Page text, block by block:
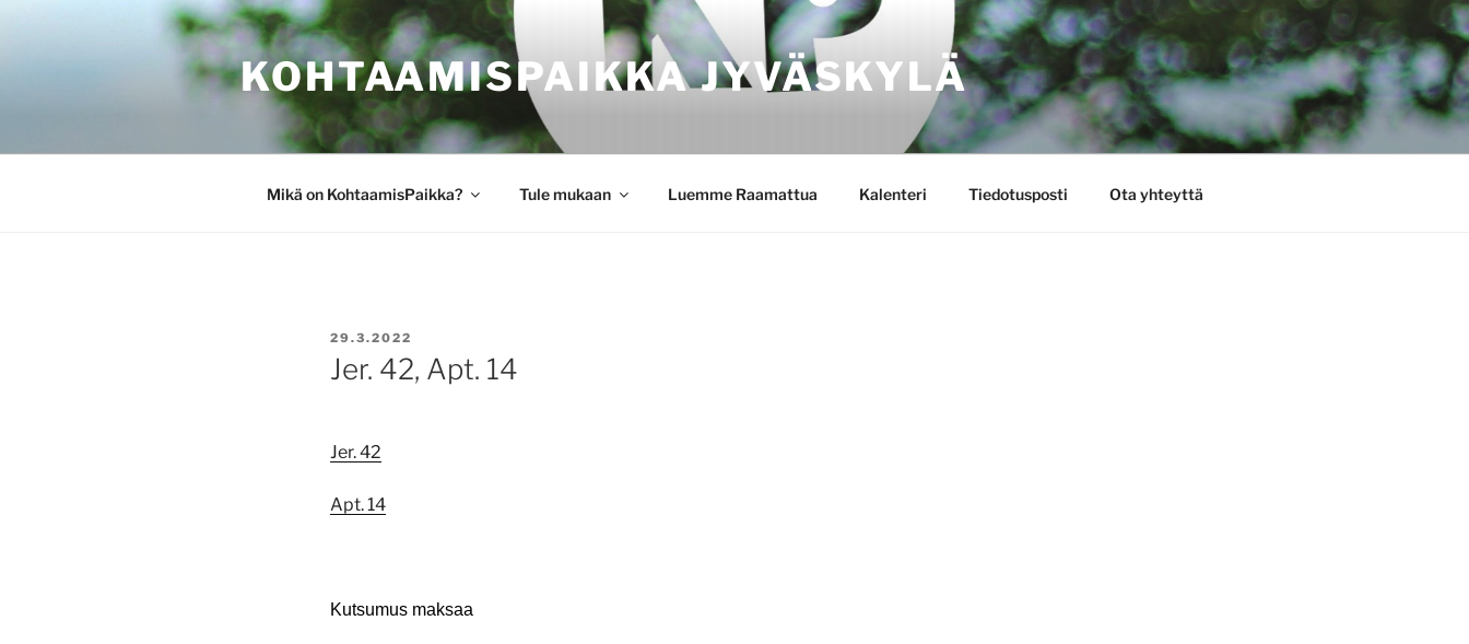
KOHTAAMISPAIKKA JYVÄSKYLÄ
Mikä on KohtaamisPaikka? Tule mukaan Luemme Raamattua Kalenteri Tiedotusposti Ota yhteyttä
JULKAISTU
29.3.2022
Jer. 42, Apt. 14
Jer. 42
Apt. 14
Kutsumus maksaa